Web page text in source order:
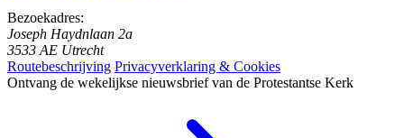
Bezoekadres:
Joseph Haydnlaan 2a
3533 AE Utrecht
Routebeschrijving Privacyverklaring & Cookies
Ontvang de wekelijkse nieuwsbrief van de Protestantse Kerk